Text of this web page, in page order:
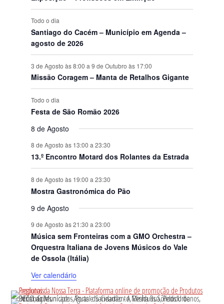
s
Todo o dia
Santiago do Cacém – Município em Agenda –
agosto de 2026
3 de Agosto às 8:00 a 9 de Outubro às 17:00
Missão Coragem – Manta de Retalhos Gigante
Todo o dia
Festa de São Romão 2026
8 de Agosto
8 de Agosto às 13:00 a 23:30
13.º Encontro Motard dos Rolantes da Estrada
8 de Agosto às 19:00 a 23:30
Mostra Gastronómica do Pão
9 de Agosto
9 de Agosto às 21:30 a 23:00
Música sem Fronteiras com a GMO Orchestra –
Orquestra Italiana de Jovens Músicos do Vale
de Ossola (Itália)
Ver calendário